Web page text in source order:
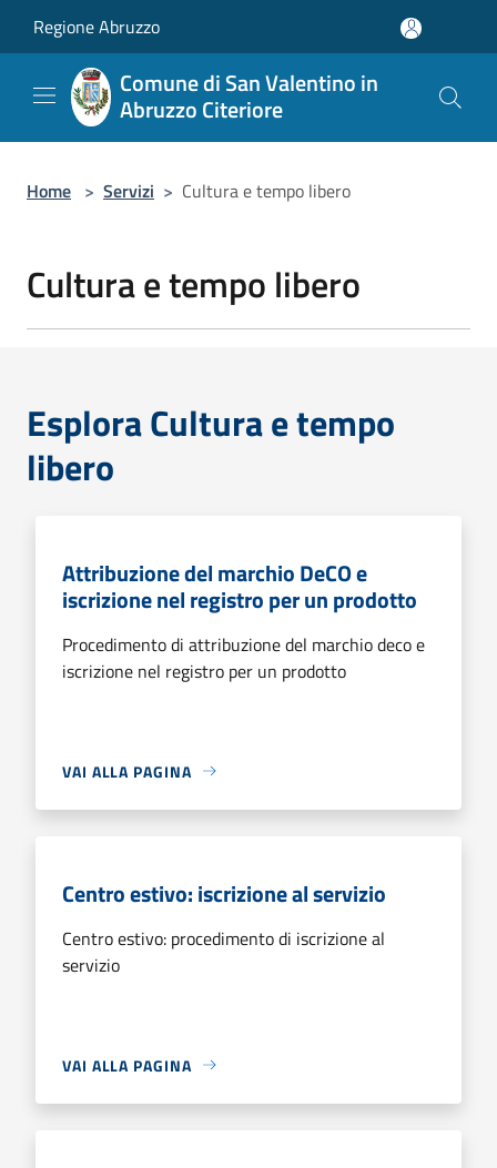
Regione Abruzzo
Comune di San Valentino in
Abruzzo Citeriore
Home > Servizi > Cultura e tempo libero
Cultura e tempo libero
Esplora Cultura e tempo
libero
Attribuzione del marchio DeCO e
iscrizione nel registro per un prodotto
Procedimento di attribuzione del marchio deco e
iscrizione nel registro per un prodotto
VAI ALLA PAGINA
Centro estivo: iscrizione al servizio
Centro estivo: procedimento di iscrizione al
servizio
VAI ALLA PAGINA